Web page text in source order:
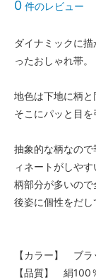
0 件のレビュー
ダイナミックに
ったおしゃれ帯。
地色は下地に柄と
そこにパッと目を
抽象的な柄なの
ィネートがしやす
柄部分が多いので
後姿に個性をだし
【カラー】 ブラ
【品質】 絹100